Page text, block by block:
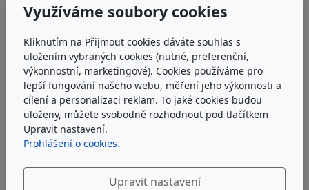
ARGO-HYTOS V7.1220-13K9
Papírová filtrační vložka Argo-Hytos V7.1220-13K9
u dodavatele
4 648 Kčbez DPH
5 624 Kčs DPH
Do košíku
Využíváme soubory cookies
Kliknutím na Přijmout cookies dáváte souhlas s
uložením vybraných cookies (nutné, preferenční,
výkonnostní, marketingové). Cookies používáme pro
lepší fungování našeho webu, měření jeho výkonnosti a
cílení a personalizaci reklam. To jaké cookies budou
uloženy, můžete svobodně rozhodnout pod tlačítkem
Upravit nastavení.
Prohlášení o cookies.
Upravit nastavení